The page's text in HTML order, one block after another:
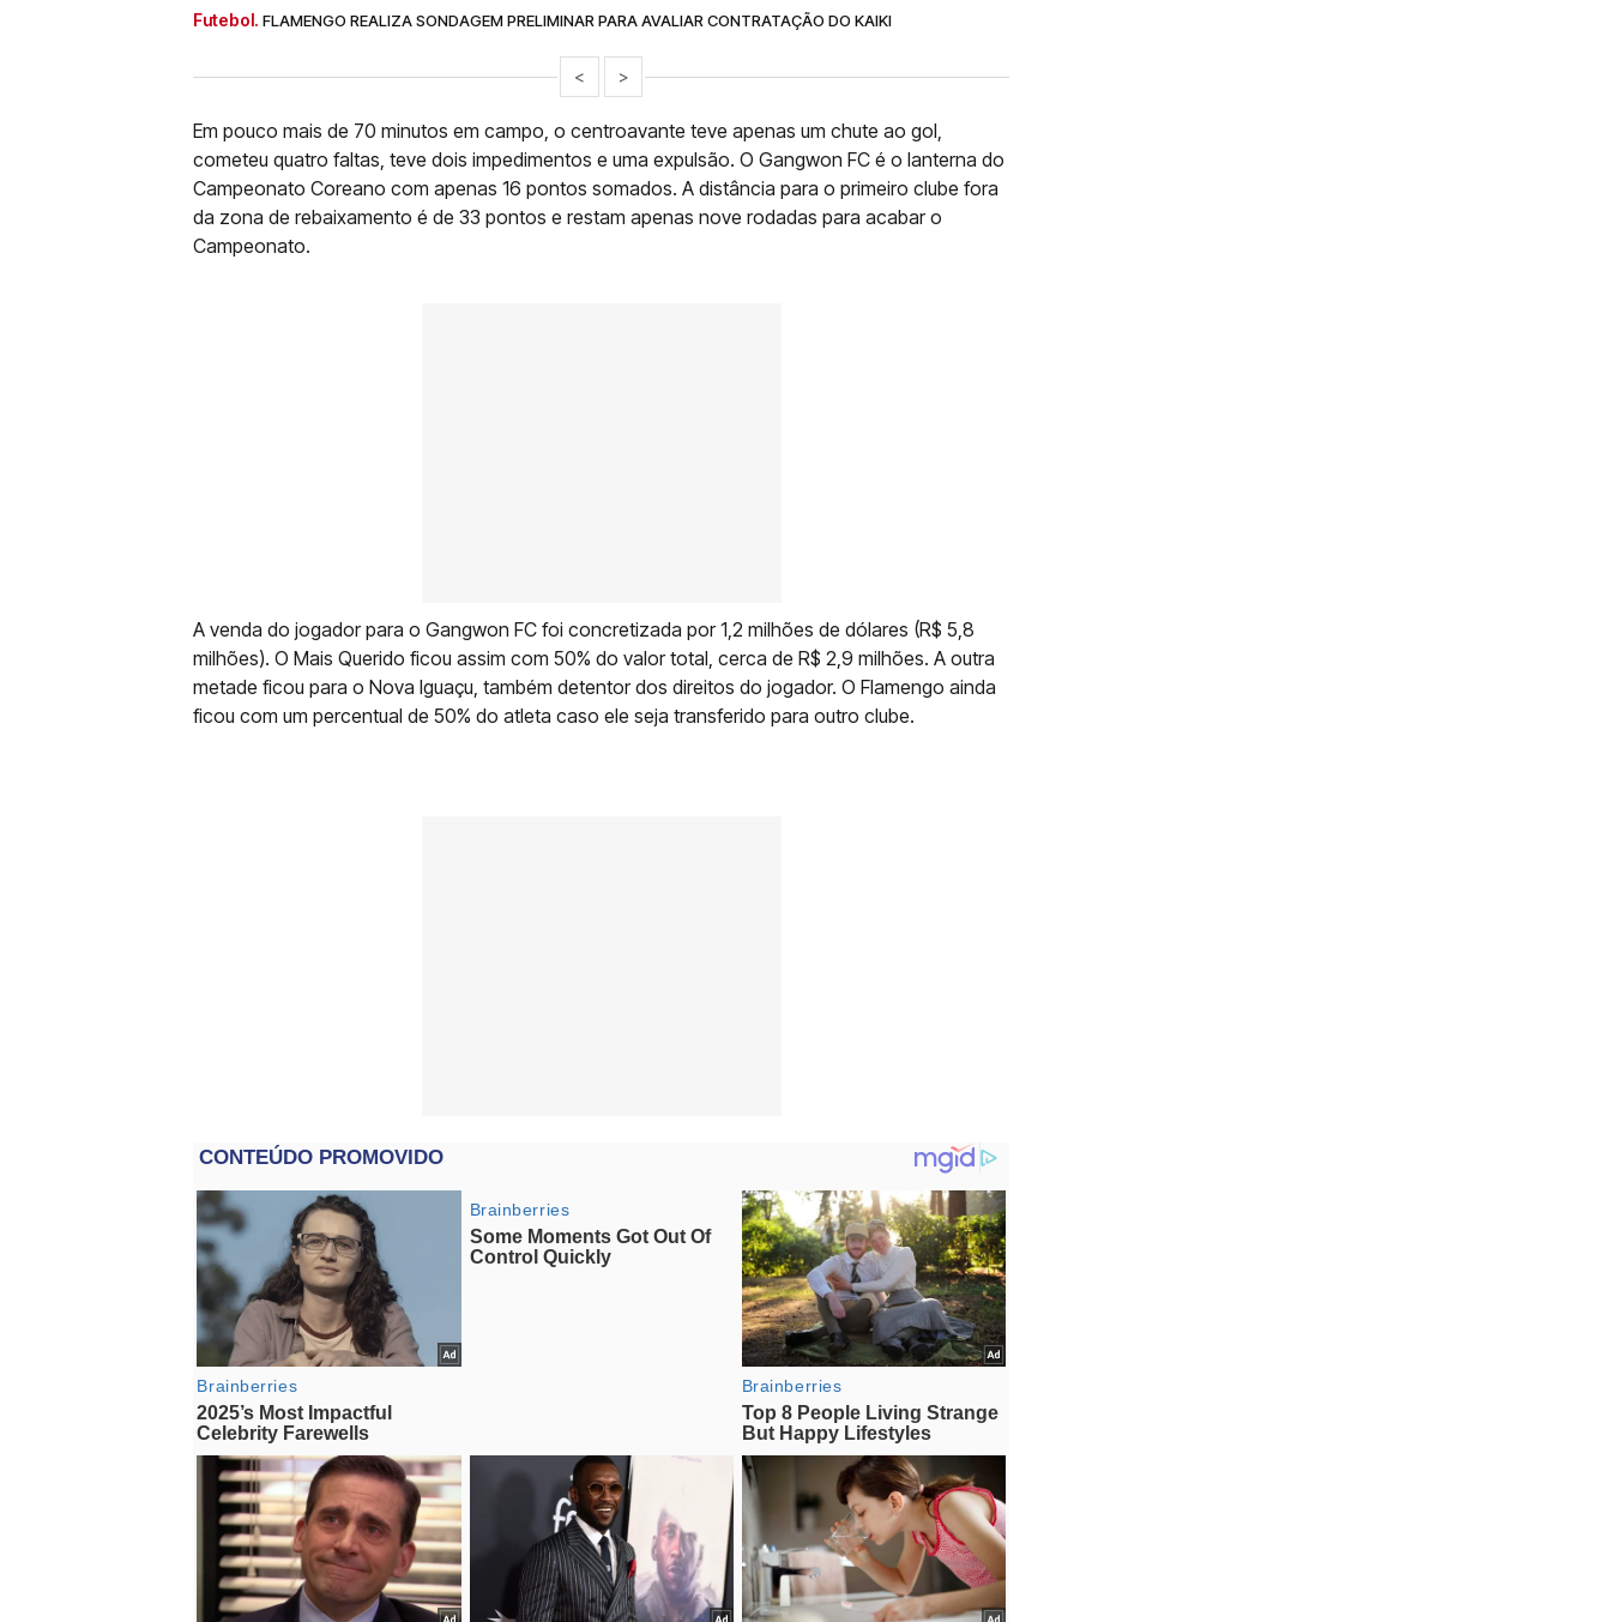
Futebol. FLAMENGO REALIZA SONDAGEM PRELIMINAR PARA AVALIAR CONTRATAÇÃO DO KAIKI
< >
Em pouco mais de 70 minutos em campo, o centroavante teve apenas um chute ao gol,
cometeu quatro faltas, teve dois impedimentos e uma expulsão. O Gangwon FC é o lanterna do
Campeonato Coreano com apenas 16 pontos somados. A distância para o primeiro clube fora
da zona de rebaixamento é de 33 pontos e restam apenas nove rodadas para acabar o
Campeonato.
A venda do jogador para o Gangwon FC foi concretizada por 1,2 milhões de dólares (R$ 5,8
milhões). O Mais Querido ficou assim com 50% do valor total, cerca de R$ 2,9 milhões. A outra
metade ficou para o Nova Iguaçu, também detentor dos direitos do jogador. O Flamengo ainda
ficou com um percentual de 50% do atleta caso ele seja transferido para outro clube.